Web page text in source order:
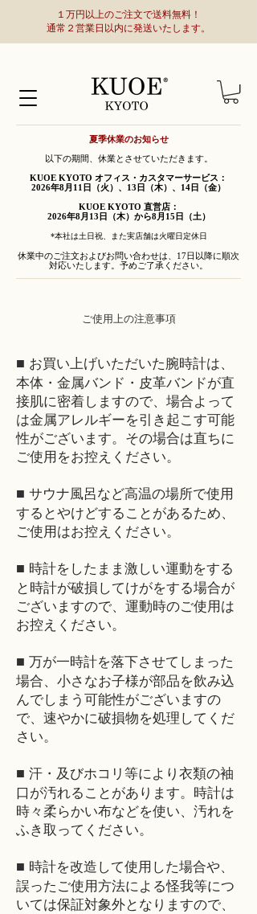
１万円以上のご注文で送料無料！
通常２営業日以内に発送いたします。
夏季休業のお知らせ
以下の期間、休業とさせていただきます。
KUOE KYOTO オフィス・カスタマーサービス：
2026年8月11日（火）、13日（木）、14日（金）
KUOE KYOTO 直営店：
2026年8月13日（木）から8月15日（土）
*本社は土日祝、また実店舗は火曜日定休日
休業中のご注文およびお問い合わせは、17日以降に順次
対応いたします。予めご了承ください。
ご使用上の注意事項
■ お買い上げいただいた腕時計は、
本体・金属バンド・皮革バンドが直
接肌に密着しますので、場合よって
は金属アレルギーを引き起こす可能
性がございます。その場合は直ちに
ご使用をお控えください。
■ サウナ風呂など高温の場所で使用
するとやけどすることがあるため、
ご使用はお控えください。
■ 時計をしたまま激しい運動をする
と時計が破損してけがをする場合が
ございますので、運動時のご使用は
お控えください。
■ 万が一時計を落下させてしまった
場合、小さなお子様が部品を飲み込
んでしまう可能性がございますの
で、速やかに破損物を処理してくだ
さい。
■ 汗・及びホコリ等により衣類の袖
口が汚れることがあります。時計は
時々柔らかい布などを使い、汚れを
ふき取ってください。
■ 時計を改造して使用した場合や、
誤ったご使用方法による怪我等につ
いては保証対象外となりますので、